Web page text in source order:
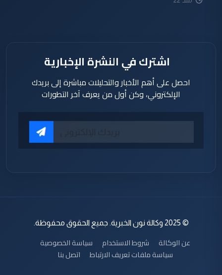
اشترك في النشرة الإخبارية
احصل على أهم الأخبار والتحليلات مباشرة إلى بريدك
الإلكتروني، وكن أول من يعرف آخر التطورات
© 2025 وكالة نون الخبرية. جميع الحقوق محفوظة.
عن الوكالة شروط الاستخدام
سياسة الخصوصية
سياسة ملفات تعريف الارتباط
اتصل بنا